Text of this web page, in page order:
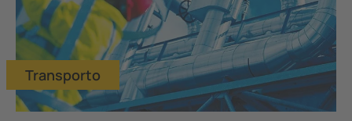
Transporto